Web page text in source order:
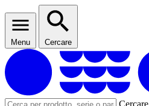
Menu Cercare